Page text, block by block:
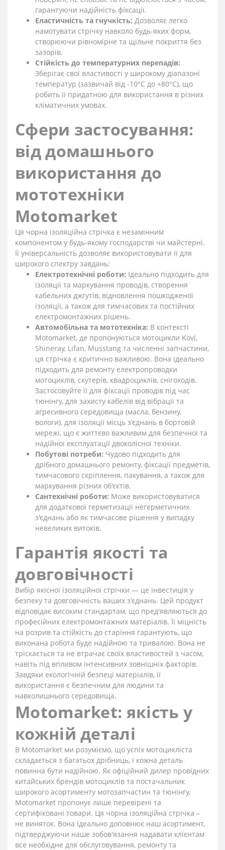
гарантуючи надійність фіксації.
Еластичність та гнучкість: Дозволяє легко
намотувати стрічку навколо будь-яких форм,
створюючи рівномірне та щільне покриття без
зазорів.
Стійкість до температурних перепадів:
Зберігає свої властивості у широкому діапазоні
температур (зазвичай від -10°C до +80°C), що
робить її придатною для використання в різних
кліматичних умовах.
Сфери застосування:
від домашнього
використання до
мототехніки
Motomarket
Ця чорна ізоляційна стрічка є незамінним
компонентом у будь-якому господарстві чи майстерні.
Її універсальність дозволяє використовувати її для
широкого спектру завдань:
Електротехнічні роботи: Ідеально підходить для
ізоляції та маркування проводів, створення
кабельних джгутів, відновлення пошкодженої
ізоляції, а також для тимчасових та постійних
електромонтажних рішень.
Автомобільна та мототехніка: В контексті
Motomarket, де пропонуються мотоцикли Kovi,
Shineray, Lifan, Musstang та численні запчастини,
ця стрічка є критично важливою. Вона ідеально
підходить для ремонту електропроводки
мотоциклів, скутерів, квадроциклів, снігоходів.
Застосовуйте її для фіксації проводів під час
тюнінгу, для захисту кабелів від вібрації та
агресивного середовища (масла, бензину,
вологи), для ізоляції місць з'єднань в бортовій
мережі, що є життєво важливим для безпечної та
надійної експлуатації двоколісної техніки.
Побутові потреби: Чудово підходить для
дрібного домашнього ремонту, фіксації предметів,
тимчасового скріплення, пакування, а також для
маркування різних об'єктів.
Сантехнічні роботи: Може використовуватися
для додаткової герметизації негерметичних
з'єднань або як тимчасове рішення у випадку
невеликих витоків.
Гарантія якості та
довговічності
Вибір якісної ізоляційної стрічки — це інвестиція у
безпеку та довговічність ваших з'єднань. Цей продукт
відповідає високим стандартам, що пред'являються до
професійних електромонтажних матеріалів. Її міцність
на розрив та стійкість до старіння гарантують, що
виконана робота буде надійною та тривалою. Вона не
тріскається та не втрачає своїх властивостей з часом,
навіть під впливом інтенсивних зовнішніх факторів.
Завдяки екологічній безпеці матеріалів, її
використання є безпечним для людини та
навколишнього середовища.
Motomarket: якість у
кожній деталі
В Motomarket ми розуміємо, що успіх мотоцикліста
складається з багатьох дрібниць, і кожна деталь
повинна бути надійною. Як офіційний дилер провідних
китайських брендів мотоциклів та постачальник
широкого асортименту мотозапчастин та тюнінгу,
Motomarket пропонує лише перевірені та
сертифіковані товари. Ця чорна ізоляційна стрічка –
не виняток. Вона ідеально доповнює наш асортимент,
підтверджуючи наше зобов'язання надавати клієнтам
все необхідне для обслуговування, ремонту та